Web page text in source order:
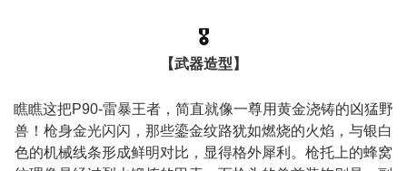
🎖️
【武器造型】
瞧瞧这把P90-雷暴王者，简直就像一尊用黄金浇铸的凶猛野
兽！枪身金光闪闪，那些鎏金纹路犹如燃烧的火焰，与银白
色的机械线条形成鲜明对比，显得格外犀利。枪托上的蜂窝